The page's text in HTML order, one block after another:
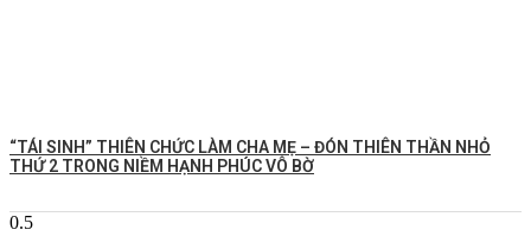
“TÁI SINH” THIÊN CHỨC LÀM CHA MẸ – ĐÓN THIÊN THẦN NHỎ
THỨ 2 TRONG NIỀM HẠNH PHÚC VÔ BỜ